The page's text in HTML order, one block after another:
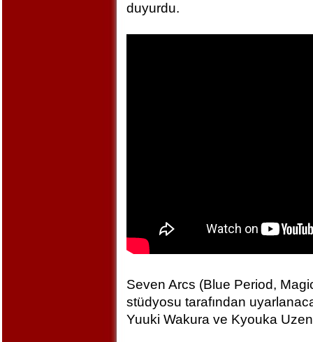
duyurdu.
Seven Arcs (Blue Period,
stüdyosu tarafından
Yuuki Wakura ve Kyouka